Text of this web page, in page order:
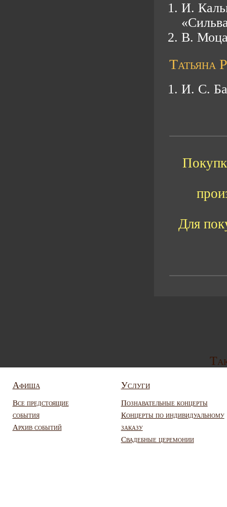
И.
В.
Татьяна
И. С.
Для
Афиша
Все предстоящие
события
Архив событий
Услуги
Познавательные концерты
Концерты по индивидуальному
заказу
Свадебные церемонии